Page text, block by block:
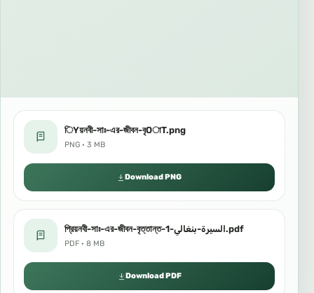
িYয়নবী-সাঃ-এর-জীবন-বৃOাT.png
PNG · 3 MB
Download PNG
প্রিয়নবী-সাঃ-এর-জীবন-বৃত্তান্ত-السيرة-بنغالي-1.pdf
PDF · 8 MB
Download PDF